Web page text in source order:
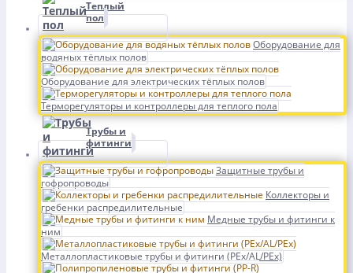
Теплый
пол
Оборудование для
водяных тёплых полов
Оборудование для электрических тёплых полов
Терморегуляторы и контроллеры для теплого пола
Трубы и
фитинги
Защитные трубы и
гофропроводы
Коллекторы и
гребенки распредилительные
Медные трубы и фитинги к
ним
Металлопластиковые трубы и фитинги (PEx/AL/PEx)